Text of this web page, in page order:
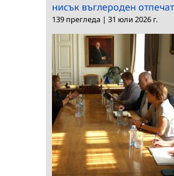
нисък въглероден
139 прегледа | 31 юли 2026 г.